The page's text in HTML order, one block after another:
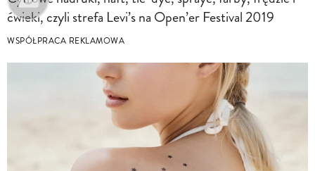
ćwieki, czyli strefa Levi’s na Open’er Festival 2019
WSPÓŁPRACA REKLAMOWA